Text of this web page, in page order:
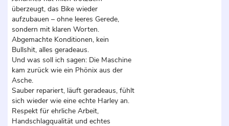
überzeugt, das Bike wieder
aufzubauen – ohne leeres Gerede,
sondern mit klaren Worten.
Abgemachte Konditionen, kein
Bullshit, alles geradeaus.
Und was soll ich sagen: Die Maschine
kam zurück wie ein Phönix aus der
Asche.
Sauber repariert, läuft geradeaus, fühlt
sich wieder wie eine echte Harley an.
Respekt für ehrliche Arbeit,
Handschlagqualität und echtes